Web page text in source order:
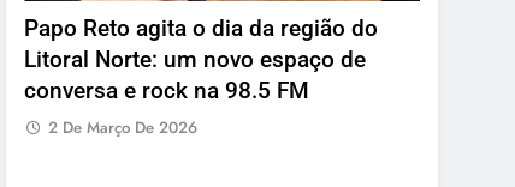
Papo Reto agita o dia da região do
Litoral Norte: um novo espaço de
conversa e rock na 98.5 FM
2 De Março De 2026